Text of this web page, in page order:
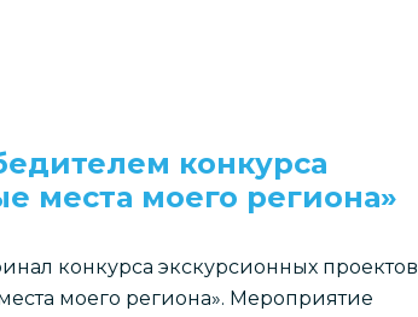
конкурса
места моего региона»
конкурса экскурсионных проектов
моего региона». Мероприятие